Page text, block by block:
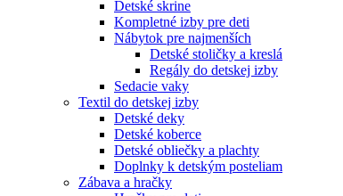
Detské skrine
Kompletné izby pre deti
Nábytok pre najmenších
Detské stoličky a kreslá
Regály do detskej izby
Sedacie vaky
Textil do detskej izby
Detské deky
Detské koberce
Detské obliečky a plachty
Doplnky k detským posteliam
Zábava a hračky